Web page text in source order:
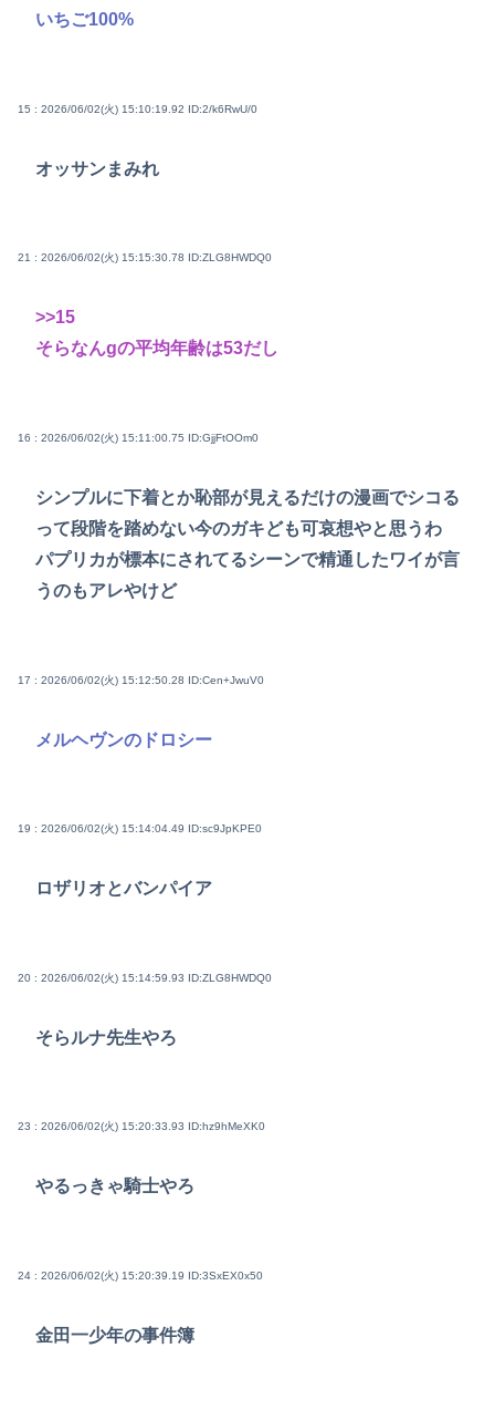
いちご100%
15 : 2026/06/02(火) 15:10:19.92 ID:2/k6RwU/0
オッサンまみれ
21 : 2026/06/02(火) 15:15:30.78 ID:ZLG8HWDQ0
>>15
そらなんgの平均年齢は53だし
16 : 2026/06/02(火) 15:11:00.75 ID:GjjFtOOm0
シンプルに下着とか恥部が見えるだけの漫画でシコる
って段階を踏めない今のガキども可哀想やと思うわ
パプリカが標本にされてるシーンで精通したワイが言
うのもアレやけど
17 : 2026/06/02(火) 15:12:50.28 ID:Cen+JwuV0
メルヘヴンのドロシー
19 : 2026/06/02(火) 15:14:04.49 ID:sc9JpKPE0
ロザリオとバンパイア
20 : 2026/06/02(火) 15:14:59.93 ID:ZLG8HWDQ0
そらルナ先生やろ
23 : 2026/06/02(火) 15:20:33.93 ID:hz9hMeXK0
やるっきゃ騎士やろ
24 : 2026/06/02(火) 15:20:39.19 ID:3SxEX0x50
金田一少年の事件簿